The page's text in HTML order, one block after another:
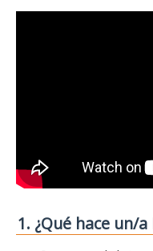
1. ¿Qué hace un/